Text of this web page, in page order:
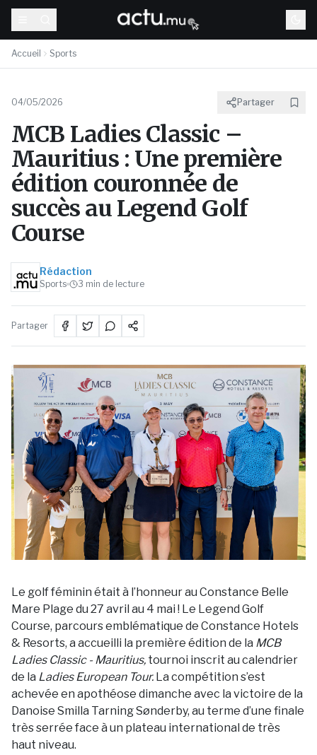
Accueil Sports
04/05/2026 Partager
MCB Ladies Classic –
Mauritius : Une première
édition couronnée de
succès au Legend Golf
Course
Rédaction
Sports 3 min de lecture
Partager
Le golf féminin était à l’honneur au Constance Belle
Mare Plage du 27 avril au 4 mai ! Le Legend Golf
Course, parcours emblématique de Constance Hotels
& Resorts, a accueilli la première édition de la MCB
Ladies Classic - Mauritius, tournoi inscrit au calendrier
de la Ladies European Tour. La compétition s’est
achevée en apothéose dimanche avec la victoire de la
Danoise Smilla Tarning Sønderby, au terme d’une finale
très serrée face à un plateau international de très
haut niveau.